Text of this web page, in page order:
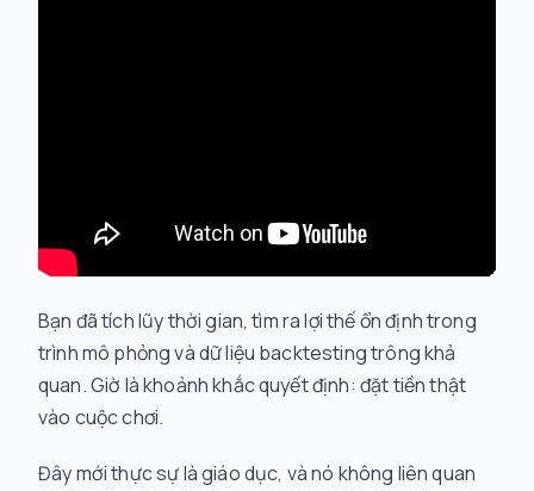
Bạn đã tích lũy thời gian, tìm ra lợi thế ổn định trong
trình mô phỏng và dữ liệu backtesting trông khả
quan. Giờ là khoảnh khắc quyết định: đặt tiền thật
vào cuộc chơi.
Đây mới thực sự là giáo dục, và nó không liên quan